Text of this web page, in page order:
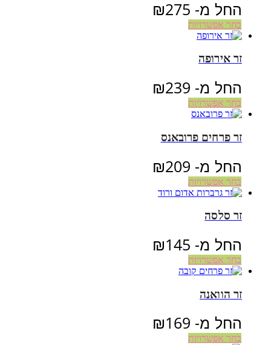
החל מ- ₪275
בחר אפשרויות
זר אירופה
החל מ- ₪239
בחר אפשרויות
זר פרחים פרובאנס
החל מ- ₪209
בחר אפשרויות
זר סלסה
החל מ- ₪145
בחר אפשרויות
זר הוואנה
החל מ- ₪169
בחר אפשרויות